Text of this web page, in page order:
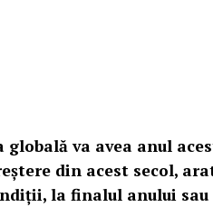
globală va avea anul
din acest secol,
la finalul anului